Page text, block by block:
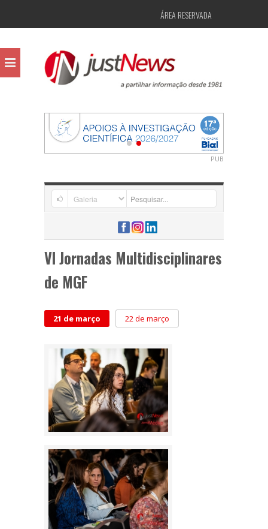
ÁREA RESERVADA
PUB
VI Jornadas Multidisciplinares
de MGF
21 de março 22 de março